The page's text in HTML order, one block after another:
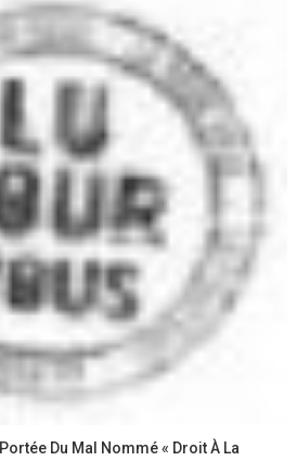
Du Mal Nommé « Droit À La